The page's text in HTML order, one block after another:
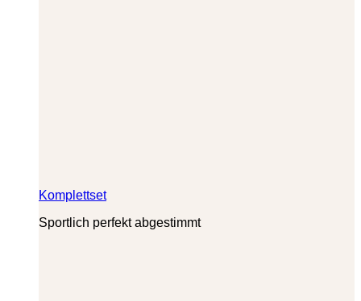
Komplettset
Sportlich perfekt abgestimmt